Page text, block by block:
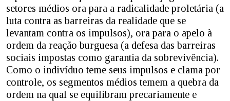
setores médios ora para a radicalidade proletária (a
luta contra as barreiras da realidade que se
levantam contra os impulsos), ora para o apelo à
ordem da reação burguesa (a defesa das barreiras
sociais impostas como garantia da sobrevivência).
Como o indivíduo teme seus impulsos e clama por
controle, os segmentos médios temem a quebra da
ordem na qual se equilibram precariamente e